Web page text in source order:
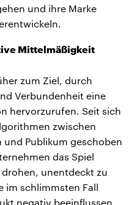
und ihre Marke
Mittelmäßigkeit
zum Ziel, durch
Verbundenheit eine
hervorzurufen. Seit sich
zwischen
und Publikum geschoben
das Spiel
unentdeckt zu
im schlimmsten Fall
negativ beeinflussen.